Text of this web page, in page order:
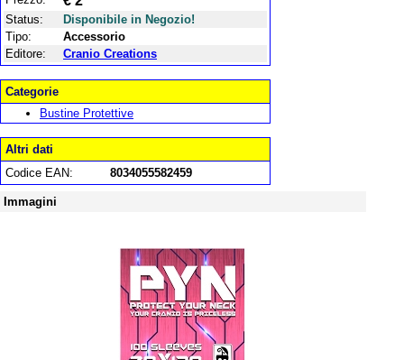
Status:
Disponibile in Negozio!
Tipo:
Accessorio
Editore:
Cranio Creations
Categorie
Bustine Protettive
Altri dati
Codice EAN:
8034055582459
Immagini